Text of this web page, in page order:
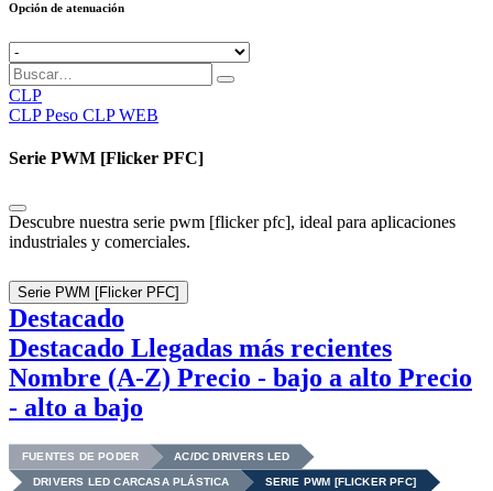
Opción de atenuación
CLP
CLP Peso CLP WEB
Serie PWM [Flicker PFC]
Descubre nuestra serie pwm [flicker pfc], ideal para aplicaciones
industriales y comerciales.
Serie PWM [Flicker PFC]
Destacado
Destacado Llegadas más recientes
Nombre (A-Z) Precio - bajo a alto Precio
- alto a bajo
FUENTES DE PODER AC/DC DRIVERS LED
DRIVERS LED CARCASA PLÁSTICA SERIE PWM [FLICKER PFC]